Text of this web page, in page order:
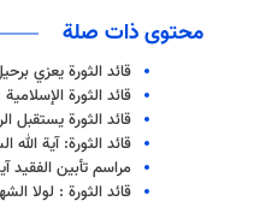
محتوى ذات صلة
قائد الثورة يعزي
قائد الثورة
قائد الثورة يستقبل
قائد الثورة: آية
مراسم تأبين الفقيد
قائد الثورة : لولا